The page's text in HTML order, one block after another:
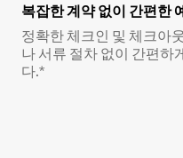
복잡한 계약 없이 간편한
정확한 체크인 및 체크아
나 서류 절차 없이 간편하
다.*